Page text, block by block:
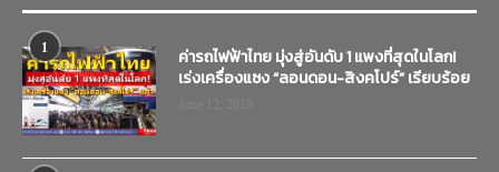
1
ค่ารถไฟฟ้าไทย มุ่งสู่อันดับ 1 แพงที่สุดในโลก!
เร่งเครื่องแซง “ลอนดอน-สิงคโปร์” เรียบร้อย